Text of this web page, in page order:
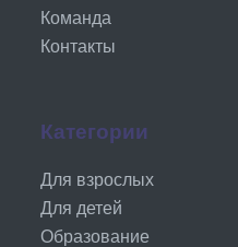
Команда
Контакты
Категории
Для взрослых
Для детей
Образование